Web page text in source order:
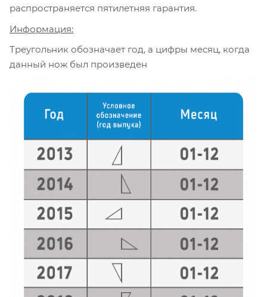
распространяется пятилетняя гарантия.
Информация:
Треугольник обозначает год, а цифры месяц, когда
данный нож был произведен